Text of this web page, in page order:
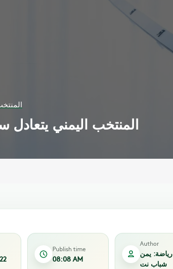
المنتخب اليمني يتعادل
Publish time
08:08 AM
Author
رياضة: يمن
شباب نت